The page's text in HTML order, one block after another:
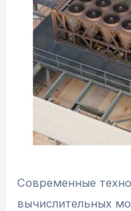
Современные
вычислительных